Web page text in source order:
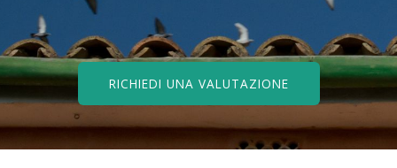
RICHIEDI UNA VALUTAZIONE